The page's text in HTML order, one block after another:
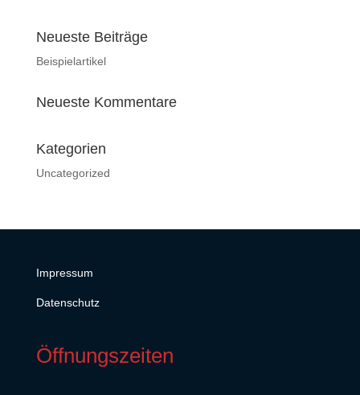
Neueste Beiträge
Beispielartikel
Neueste Kommentare
Kategorien
Uncategorized
Impressum
Datenschutz
Öffnungszeiten